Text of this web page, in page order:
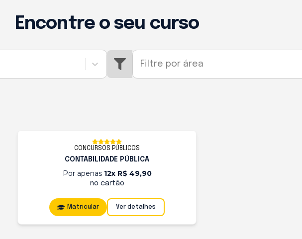
Encontre o seu curso
Filtre por área
CONCURSOS PÚBLICOS
CONTABILIDADE PÚBLICA
Por apenas 12x R$ 49,90
no cartão
Matricular Ver detalhes